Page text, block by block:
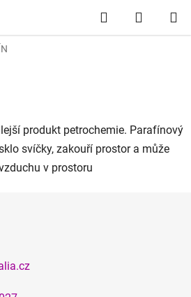
Hledat
KOŠÍK
produkt petrochemie. Parafínový
svíčky, zakouří prostor a může
v prostoru